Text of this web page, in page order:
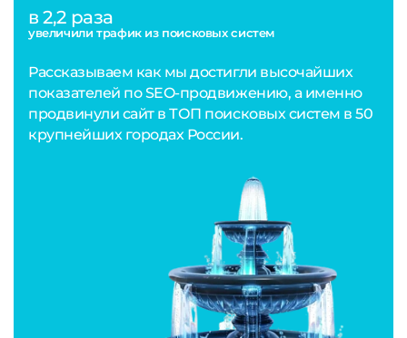
в 2,2 раза
увеличили трафик из поисковых систем
Рассказываем как мы достигли высочайших
показателей по SEO-продвижению, а именно
продвинули сайт в ТОП поисковых систем в 50
крупнейших городах России.